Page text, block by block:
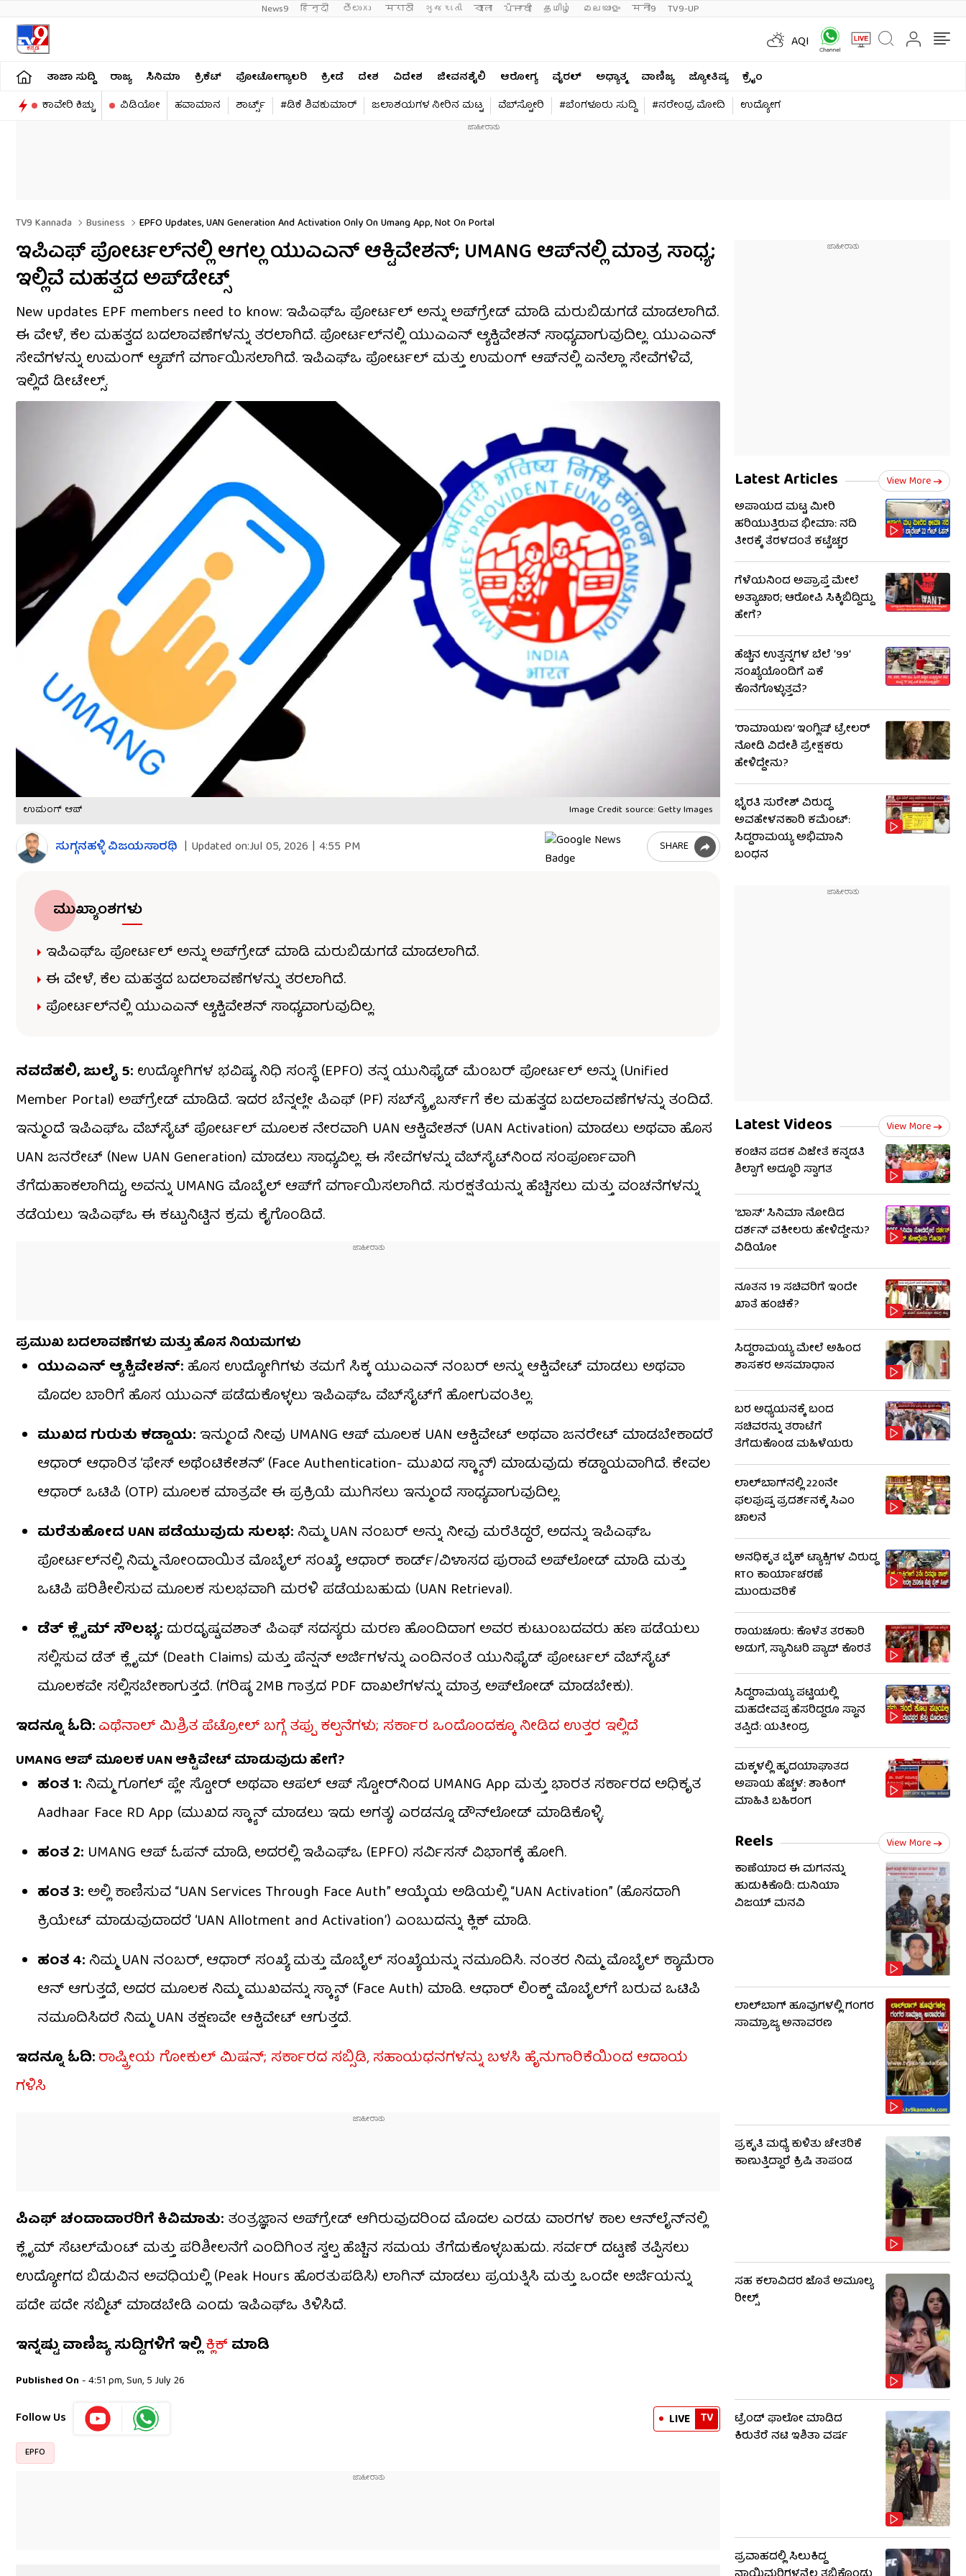
News9 हिन्दी తెలుగు मराठी ગુજરાતી বাংলা ਪੰਜਾਬੀ தமிழ் മലയാളം मनी9 TV9-UP
AQI
ತಾಜಾ ಸುದ್ದಿ ರಾಜ್ಯ ಸಿನಿಮಾ ಕ್ರಿಕೆಟ್​ ಫೋಟೋಗ್ಯಾಲರಿ ಕ್ರೀಡೆ ದೇಶ ವಿದೇಶ ಜೀವನಶೈಲಿ ಆರೋಗ್ಯ ವೈರಲ್​ ಅಧ್ಯಾತ್ಮ ವಾಣಿಜ್ಯ ಜ್ಯೋತಿಷ್ಯ
ಕ್ರೈಂ
ಕಾವೇರಿ ಕಿಚ್ಚು
ವಿಡಿಯೋ ಹವಾಮಾನ ಶಾರ್ಟ್ಸ್​ #ಡಿಕೆ ಶಿವಕುಮಾರ್​ ಜಲಾಶಯಗಳ ನೀರಿನ ಮಟ್ಟ ವೆಬ್​ಸ್ಟೋರಿ #ಬೆಂಗಳೂರು ಸುದ್ದಿ #ನರೇಂದ್ರ ಮೋದಿ ಉದ್ಯೋಗ
TV9 Kannada Business EPFO Updates, UAN Generation And Activation Only On Umang App, Not On Portal
ಇಪಿಎಫ್ ಪೋರ್ಟಲ್​ನಲ್ಲಿ ಆಗಲ್ಲ ಯುಎಎನ್ ಆಕ್ಟಿವೇಶನ್; UMANG ಆಪ್​ನಲ್ಲಿ ಮಾತ್ರ ಸಾಧ್ಯ;
ಇಲ್ಲಿವೆ ಮಹತ್ವದ ಅಪ್​ಡೇಟ್ಸ್
New updates EPF members need to know: ಇಪಿಎಫ್​ಒ ಪೋರ್ಟಲ್ ಅನ್ನು ಅಪ್​ಗ್ರೇಡ್ ಮಾಡಿ ಮರುಬಿಡುಗಡೆ ಮಾಡಲಾಗಿದೆ.
ಈ ವೇಳೆ, ಕೆಲ ಮಹತ್ವದ ಬದಲಾವಣೆಗಳನ್ನು ತರಲಾಗಿದೆ. ಪೋರ್ಟಲ್​ನಲ್ಲಿ ಯುಎಎನ್ ಆ್ಯಕ್ಟಿವೇಶನ್ ಸಾಧ್ಯವಾಗುವುದಿಲ್ಲ. ಯುಎಎನ್
ಸೇವೆಗಳನ್ನು ಉಮಂಗ್ ಆ್ಯಪ್​ಗೆ ವರ್ಗಾಯಿಸಲಾಗಿದೆ. ಇಪಿಎಫ್​ಒ ಪೋರ್ಟಲ್ ಮತ್ತು ಉಮಂಗ್ ಆಪ್​ನಲ್ಲಿ ಏನೆಲ್ಲಾ ಸೇವೆಗಳಿವೆ,
ಇಲ್ಲಿದೆ ಡೀಟೇಲ್ಸ್.
ಉಮಂಗ್ ಆಪ್ Image Credit source: Getty Images
ಸುಗ್ಗನಹಳ್ಳಿ ವಿಜಯಸಾರಥಿ | Updated on:Jul 05, 2026 | 4:55 PM SHARE
ಮುಖ್ಯಾಂಶಗಳು
ಇಪಿಎಫ್​ಒ ಪೋರ್ಟಲ್ ಅನ್ನು ಅಪ್​ಗ್ರೇಡ್ ಮಾಡಿ ಮರುಬಿಡುಗಡೆ ಮಾಡಲಾಗಿದೆ.
ಈ ವೇಳೆ, ಕೆಲ ಮಹತ್ವದ ಬದಲಾವಣೆಗಳನ್ನು ತರಲಾಗಿದೆ.
ಪೋರ್ಟಲ್​ನಲ್ಲಿ ಯುಎಎನ್ ಆ್ಯಕ್ಟಿವೇಶನ್ ಸಾಧ್ಯವಾಗುವುದಿಲ್ಲ.
ನವದೆಹಲಿ, ಜುಲೈ 5: ಉದ್ಯೋಗಿಗಳ ಭವಿಷ್ಯ ನಿಧಿ ಸಂಸ್ಥೆ (EPFO) ತನ್ನ ಯುನಿಫೈಡ್ ಮೆಂಬರ್ ಪೋರ್ಟಲ್ ಅನ್ನು (Unified
Member Portal) ಅಪ್‌ಗ್ರೇಡ್ ಮಾಡಿದೆ. ಇದರ ಬೆನ್ನಲ್ಲೇ ಪಿಎಫ್ (PF) ಸಬ್​ಸ್ಕ್ರೈಬರ್ಸ್​ಗೆ ಕೆಲ ಮಹತ್ವದ ಬದಲಾವಣೆಗಳನ್ನು ತಂದಿದೆ.
ಇನ್ಮುಂದೆ ಇಪಿಎಫ್‌ಒ ವೆಬ್‌ಸೈಟ್ ಪೋರ್ಟಲ್ ಮೂಲಕ ನೇರವಾಗಿ UAN ಆಕ್ಟಿವೇಶನ್ (UAN Activation) ಮಾಡಲು ಅಥವಾ ಹೊಸ
UAN ಜನರೇಟ್ (New UAN Generation) ಮಾಡಲು ಸಾಧ್ಯವಿಲ್ಲ. ಈ ಸೇವೆಗಳನ್ನು ವೆಬ್‌ಸೈಟ್‌ನಿಂದ ಸಂಪೂರ್ಣವಾಗಿ
ತೆಗೆದುಹಾಕಲಾಗಿದ್ದು, ಅವನ್ನು UMANG ಮೊಬೈಲ್ ಆಪ್‌ಗೆ ವರ್ಗಾಯಿಸಲಾಗಿದೆ. ಸುರಕ್ಷತೆಯನ್ನು ಹೆಚ್ಚಿಸಲು ಮತ್ತು ವಂಚನೆಗಳನ್ನು
ತಡೆಯಲು ಇಪಿಎಫ್‌ಒ ಈ ಕಟ್ಟುನಿಟ್ಟಿನ ಕ್ರಮ ಕೈಗೊಂಡಿದೆ.
ಪ್ರಮುಖ ಬದಲಾವಣೆಗಳು ಮತ್ತು ಹೊಸ ನಿಯಮಗಳು
ಯುಎಎನ್ ಆ್ಯಕ್ಟಿವೇಶನ್: ಹೊಸ ಉದ್ಯೋಗಿಗಳು ತಮಗೆ ಸಿಕ್ಕ ಯುಎಎನ್ ನಂಬರ್ ಅನ್ನು ಆಕ್ಟಿವೇಟ್ ಮಾಡಲು ಅಥವಾ
ಮೊದಲ ಬಾರಿಗೆ ಹೊಸ ಯುಎನ್ ಪಡೆದುಕೊಳ್ಳಲು ಇಪಿಎಫ್‌ಒ ವೆಬ್‌ಸೈಟ್‌ಗೆ ಹೋಗುವಂತಿಲ್ಲ.
ಮುಖದ ಗುರುತು ಕಡ್ಡಾಯ: ಇನ್ಮುಂದೆ ನೀವು UMANG ಆಪ್ ಮೂಲಕ UAN ಆಕ್ಟಿವೇಟ್ ಅಥವಾ ಜನರೇಟ್ ಮಾಡಬೇಕಾದರೆ
ಆಧಾರ್ ಆಧಾರಿತ ‘ಫೇಸ್ ಅಥೆಂಟಿಕೇಶನ್’ (Face Authentication- ಮುಖದ ಸ್ಕ್ಯಾನ್) ಮಾಡುವುದು ಕಡ್ಡಾಯವಾಗಿದೆ. ಕೇವಲ
ಆಧಾರ್ ಒಟಿಪಿ (OTP) ಮೂಲಕ ಮಾತ್ರವೇ ಈ ಪ್ರಕ್ರಿಯೆ ಮುಗಿಸಲು ಇನ್ಮುಂದೆ ಸಾಧ್ಯವಾಗುವುದಿಲ್ಲ.
ಮರೆತುಹೋದ UAN ಪಡೆಯುವುದು ಸುಲಭ: ನಿಮ್ಮ UAN ನಂಬರ್ ಅನ್ನು ನೀವು ಮರೆತಿದ್ದರೆ, ಅದನ್ನು ಇಪಿಎಫ್‌ಒ
ಪೋರ್ಟಲ್‌ನಲ್ಲಿ ನಿಮ್ಮ ನೋಂದಾಯಿತ ಮೊಬೈಲ್ ಸಂಖ್ಯೆ, ಆಧಾರ್ ಕಾರ್ಡ್/ವಿಳಾಸದ ಪುರಾವೆ ಅಪ್‌ಲೋಡ್ ಮಾಡಿ ಮತ್ತು
ಒಟಿಪಿ ಪರಿಶೀಲಿಸುವ ಮೂಲಕ ಸುಲಭವಾಗಿ ಮರಳಿ ಪಡೆಯಬಹುದು (UAN Retrieval).
ಡೆತ್ ಕ್ಲೈಮ್ ಸೌಲಭ್ಯ: ದುರದೃಷ್ಟವಶಾತ್ ಪಿಎಫ್ ಸದಸ್ಯರು ಮರಣ ಹೊಂದಿದಾಗ ಅವರ ಕುಟುಂಬದವರು ಹಣ ಪಡೆಯಲು
ಸಲ್ಲಿಸುವ ಡೆತ್ ಕ್ಲೈಮ್ (Death Claims) ಮತ್ತು ಪೆನ್ಷನ್ ಅರ್ಜಿಗಳನ್ನು ಎಂದಿನಂತೆ ಯುನಿಫೈಡ್ ಪೋರ್ಟಲ್ ವೆಬ್‌ಸೈಟ್
ಮೂಲಕವೇ ಸಲ್ಲಿಸಬೇಕಾಗುತ್ತದೆ. (ಗರಿಷ್ಠ 2MB ಗಾತ್ರದ PDF ದಾಖಲೆಗಳನ್ನು ಮಾತ್ರ ಅಪ್‌ಲೋಡ್ ಮಾಡಬೇಕು).
ಇದನ್ನೂ ಓದಿ:ಎಥೆನಾಲ್ ಮಿಶ್ರಿತ ಪೆಟ್ರೋಲ್ ಬಗ್ಗೆ ತಪ್ಪು ಕಲ್ಪನೆಗಳು; ಸರ್ಕಾರ ಒಂದೊಂದಕ್ಕೂ ನೀಡಿದ ಉತ್ತರ ಇಲ್ಲಿದೆ
UMANG ಆಪ್ ಮೂಲಕ UAN ಆಕ್ಟಿವೇಟ್ ಮಾಡುವುದು ಹೇಗೆ?
ಹಂತ 1: ನಿಮ್ಮ ಗೂಗಲ್ ಪ್ಲೇ ಸ್ಟೋರ್ ಅಥವಾ ಆಪಲ್ ಆಪ್ ಸ್ಟೋರ್‌ನಿಂದ UMANG App ಮತ್ತು ಭಾರತ ಸರ್ಕಾರದ ಅಧಿಕೃತ
Aadhaar Face RD App (ಮುಖದ ಸ್ಕ್ಯಾನ್ ಮಾಡಲು ಇದು ಅಗತ್ಯ) ಎರಡನ್ನೂ ಡೌನ್‌ಲೋಡ್ ಮಾಡಿಕೊಳ್ಳಿ.
ಹಂತ 2: UMANG ಆಪ್ ಓಪನ್ ಮಾಡಿ, ಅದರಲ್ಲಿ ಇಪಿಎಫ್‌ಒ (EPFO) ಸರ್ವಿಸಸ್ ವಿಭಾಗಕ್ಕೆ ಹೋಗಿ.
ಹಂತ 3: ಅಲ್ಲಿ ಕಾಣಿಸುವ “UAN Services Through Face Auth” ಆಯ್ಕೆಯ ಅಡಿಯಲ್ಲಿ “UAN Activation” (ಹೊಸದಾಗಿ
ಕ್ರಿಯೇಟ್ ಮಾಡುವುದಾದರೆ ‘UAN Allotment and Activation’) ಎಂಬುದನ್ನು ಕ್ಲಿಕ್ ಮಾಡಿ.
ಹಂತ 4: ನಿಮ್ಮ UAN ನಂಬರ್, ಆಧಾರ್ ಸಂಖ್ಯೆ ಮತ್ತು ಮೊಬೈಲ್ ಸಂಖ್ಯೆಯನ್ನು ನಮೂದಿಸಿ. ನಂತರ ನಿಮ್ಮ ಮೊಬೈಲ್ ಕ್ಯಾಮೆರಾ
ಆನ್ ಆಗುತ್ತದೆ, ಅದರ ಮೂಲಕ ನಿಮ್ಮ ಮುಖವನ್ನು ಸ್ಕ್ಯಾನ್ (Face Auth) ಮಾಡಿ. ಆಧಾರ್ ಲಿಂಕ್ಡ್ ಮೊಬೈಲ್‌ಗೆ ಬರುವ ಒಟಿಪಿ
ನಮೂದಿಸಿದರೆ ನಿಮ್ಮ UAN ತಕ್ಷಣವೇ ಆಕ್ಟಿವೇಟ್ ಆಗುತ್ತದೆ.
ಇದನ್ನೂ ಓದಿ:ರಾಷ್ಟ್ರೀಯ ಗೋಕುಲ್ ಮಿಷನ್; ಸರ್ಕಾರದ ಸಬ್ಸಿಡಿ, ಸಹಾಯಧನಗಳನ್ನು ಬಳಸಿ ಹೈನುಗಾರಿಕೆಯಿಂದ ಆದಾಯ
ಗಳಿಸಿ
ಪಿಎಫ್ ಚಂದಾದಾರರಿಗೆ ಕಿವಿಮಾತು: ತಂತ್ರಜ್ಞಾನ ಅಪ್‌ಗ್ರೇಡ್ ಆಗಿರುವುದರಿಂದ ಮೊದಲ ಎರಡು ವಾರಗಳ ಕಾಲ ಆನ್‌ಲೈನ್‌ನಲ್ಲಿ
ಕ್ಲೈಮ್ ಸೆಟಲ್‌ಮೆಂಟ್ ಮತ್ತು ಪರಿಶೀಲನೆಗೆ ಎಂದಿಗಿಂತ ಸ್ವಲ್ಪ ಹೆಚ್ಚಿನ ಸಮಯ ತೆಗೆದುಕೊಳ್ಳಬಹುದು. ಸರ್ವರ್ ದಟ್ಟಣೆ ತಪ್ಪಿಸಲು
ಉದ್ಯೋಗದ ಬಿಡುವಿನ ಅವಧಿಯಲ್ಲಿ (Peak Hours ಹೊರತುಪಡಿಸಿ) ಲಾಗಿನ್ ಮಾಡಲು ಪ್ರಯತ್ನಿಸಿ ಮತ್ತು ಒಂದೇ ಅರ್ಜಿಯನ್ನು
ಪದೇ ಪದೇ ಸಬ್ಮಿಟ್ ಮಾಡಬೇಡಿ ಎಂದು ಇಪಿಎಫ್‌ಒ ತಿಳಿಸಿದೆ.
ಇನ್ನಷ್ಟು ವಾಣಿಜ್ಯ ಸುದ್ದಿಗಳಿಗೆ ಇಲ್ಲಿಕ್ಲಿಕ್ ಮಾಡಿ
Published On - 4:51 pm, Sun, 5 July 26
Follow Us LIVE TV
EPFO
Latest Articles View More
ಅಪಾಯದ ಮಟ್ಟ ಮೀರಿ
ಹರಿಯುತ್ತಿರುವ ಭೀಮಾ: ನದಿ
ತೀರಕ್ಕೆ ತೆರಳದಂತೆ ಕಟ್ಟೆಚ್ಚರ
ಗೆಳೆಯನಿಂದ ಅಪ್ರಾಪ್ತೆ ಮೇಲೆ
ಅತ್ಯಾಚಾರ; ಆರೋಪಿ ಸಿಕ್ಕಿಬಿದ್ದಿದ್ದು
ಹೇಗೆ?
ಹೆಚ್ಚಿನ ಉತ್ಪನ್ನಗಳ ಬೆಲೆ ʼ99ʼ
ಸಂಖ್ಯೆಯೊಂದಿಗೆ ಏಕೆ
ಕೊನೆಗೊಳ್ಳುತ್ತವೆ?
‘ರಾಮಾಯಣ’ ಇಂಗ್ಲಿಷ್ ಟ್ರೇಲರ್
ನೋಡಿ ವಿದೇಶಿ ಪ್ರೇಕ್ಷಕರು
ಹೇಳಿದ್ದೇನು?
ಭೈರತಿ ಸುರೇಶ್ ವಿರುದ್ಧ
ಅವಹೇಳನಕಾರಿ ಕಮೆಂಟ್:
ಸಿದ್ದರಾಮಯ್ಯ ಅಭಿಮಾನಿ
ಬಂಧನ
Latest Videos View More
ಕಂಚಿನ ಪದಕ ವಿಜೇತೆ ಕನ್ನಡತಿ
ಶಿಲ್ಪಾಗೆ ಅದ್ಧೂರಿ ಸ್ವಾಗತ
‘ಬಾಸ್’ ಸಿನಿಮಾ ನೋಡಿದ
ದರ್ಶನ್ ವಕೀಲರು ಹೇಳಿದ್ದೇನು?
ವಿಡಿಯೋ
ನೂತನ 19 ಸಚಿವರಿಗೆ ಇಂದೇ
ಖಾತೆ ಹಂಚಿಕೆ?
ಸಿದ್ದರಾಮಯ್ಯ ಮೇಲೆ ಅಹಿಂದ
ಶಾಸಕರ ಅಸಮಾಧಾನ
ಬರ ಅಧ್ಯಯನಕ್ಕೆ ಬಂದ
ಸಚಿವರನ್ನು ತರಾಟೆಗೆ
ತೆಗೆದುಕೊಂಡ ಮಹಿಳೆಯರು
ಲಾಲ್‌ಬಾಗ್​​ನಲ್ಲಿ 220ನೇ
ಫಲಪುಷ್ಪ ಪ್ರದರ್ಶನಕ್ಕೆ ಸಿಎಂ
ಚಾಲನೆ
ಅನಧಿಕೃತ ಬೈಕ್ ಟ್ಯಾಕ್ಸಿಗಳ ವಿರುದ್ಧ
RTO ಕಾರ್ಯಾಚರಣೆ
ಮುಂದುವರಿಕೆ
ರಾಯಚೂರು: ಕೊಳೆತ ತರಕಾರಿ
ಅಡುಗೆ, ಸ್ಯಾನಿಟರಿ ಪ್ಯಾಡ್ ಕೊರತೆ
ಸಿದ್ದರಾಮಯ್ಯ ಪಟ್ಟಿಯಲ್ಲಿ
ಮಹದೇವಪ್ಪ ಹೆಸರಿದ್ದರೂ ಸ್ಥಾನ
ತಪ್ಪಿದೆ: ಯತೀಂದ್ರ
ಮಕ್ಕಳಲ್ಲಿ ಹೃದಯಾಘಾತದ
ಅಪಾಯ ಹೆಚ್ಚಳ: ಶಾಕಿಂಗ್​​
ಮಾಹಿತಿ ಬಹಿರಂಗ
Reels View More
ಕಾಣೆಯಾದ ಈ ಮಗನನ್ನು
ಹುಡುಕಿಕೊಡಿ: ದುನಿಯಾ
ವಿಜಯ್ ಮನವಿ
ಲಾಲ್​ಬಾಗ್ ಹೂವುಗಳಲ್ಲಿ ಗಂಗರ
ಸಾಮ್ರಾಜ್ಯ ಅನಾವರಣ
ಪ್ರಕೃತಿ ಮಧ್ಯೆ ಕುಳಿತು ಚೇತರಿಕೆ
ಕಾಣುತ್ತಿದ್ದಾರೆ ಕ್ರಿಷಿ ತಾಪಂಡ
ಸಹ ಕಲಾವಿದರ ಜೊತೆ ಅಮೂಲ್ಯ
ರೀಲ್ಸ್
ಟ್ರೆಂಡ್​​ ಫಾಲೋ ಮಾಡಿದ
ಕಿರುತೆರೆ ನಟಿ ಇಶಿತಾ ವರ್ಷ
ಪ್ರವಾಹದಲ್ಲಿ ಸಿಲುಕಿದ್ದ